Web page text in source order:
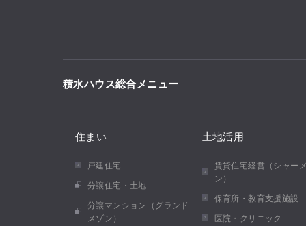
積水ハウス総合メニュー
住まい
戸建住宅
分譲住宅・土地
分譲マンション（グランド
メゾン）
土地活用
賃貸住宅経営（シャー
ン）
保育所・教育支援施設
医院・クリニック